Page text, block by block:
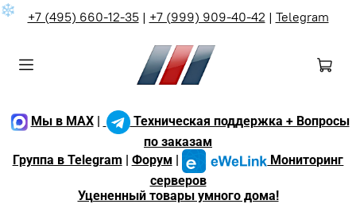
❄ +7 (495) 660-12-35| +7 (999) 909-40-42 | Telegram
Мы в MAX|
Техническая поддержка + Вопросы
по заказам
Группа в Telegram
Форум
Мониторинг
серверов
Уцененный товары умного дома!